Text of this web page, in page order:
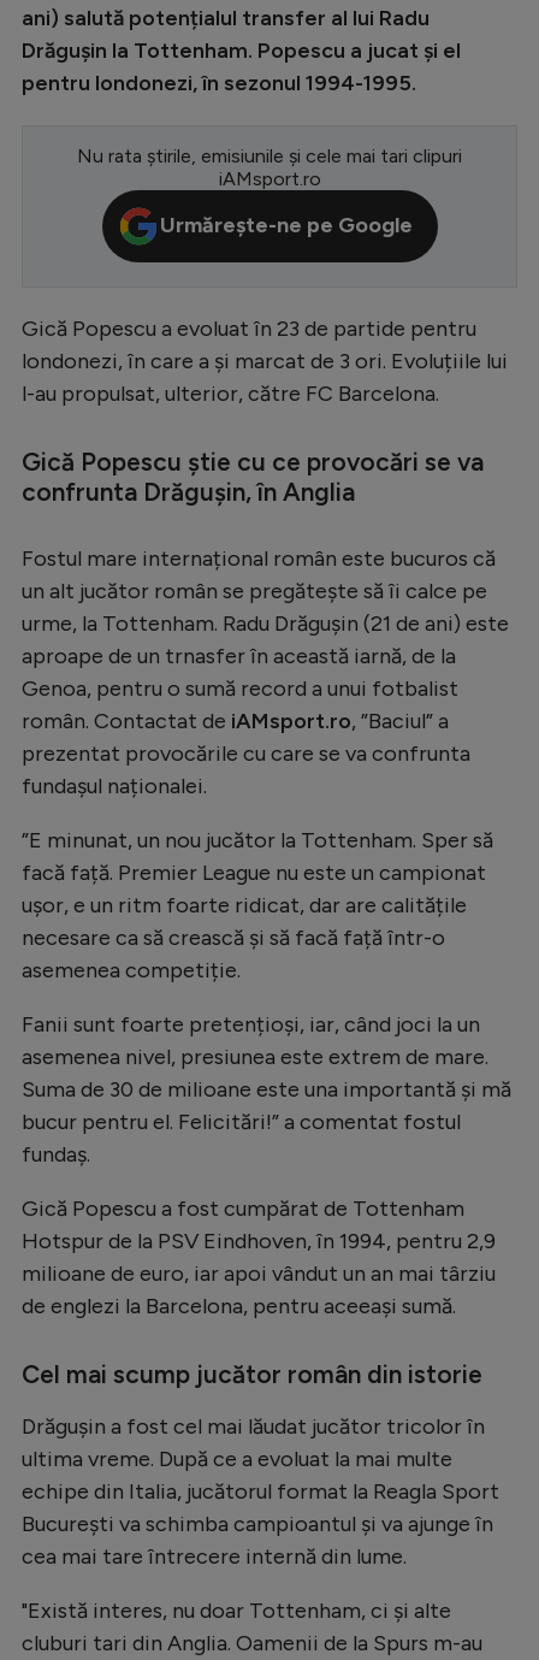
Champions League
Europa League
CM 2026
Premier League
Bundesliga
Ligue 1
Campionate
Starurile fotbalului
Stranieri
Clasamente
Tenis
Handbal
Natație
Gimnastică
Auto
Rugby
Ciclism
Alte sporturi
JO 2026
Intră în cont
ani) salută potențialul transfer al lui Radu
Drăgușin la Tottenham. Popescu a jucat și el
pentru londonezi, în sezonul 1994-1995.
Nu rata știrile, emisiunile și cele mai tari clipuri
iAMsport.ro
Urmărește-ne pe Google
Gică Popescu a evoluat în 23 de partide pentru
londonezi, în care a și marcat de 3 ori. Evoluțiile lui
l-au propulsat, ulterior, către FC Barcelona.
Gică Popescu știe cu ce provocări se va
confrunta Drăgușin, în Anglia
Fostul mare internațional român este bucuros că
un alt jucător român se pregătește să îi calce pe
urme, la Tottenham. Radu Drăgușin (21 de ani) este
aproape de un trnasfer în această iarnă, de la
Genoa, pentru o sumă record a unui fotbalist
român. Contactat de iAMsport.ro, ”Baciul” a
prezentat provocările cu care se va confrunta
fundașul naționalei.
”E minunat, un nou jucător la Tottenham. Sper să
facă față. Premier League nu este un campionat
ușor, e un ritm foarte ridicat, dar are calitățile
necesare ca să crească și să facă față într-o
asemenea competiție.
Fanii sunt foarte pretențioși, iar, când joci la un
asemenea nivel, presiunea este extrem de mare.
Suma de 30 de milioane este una importantă și mă
bucur pentru el. Felicitări!” a comentat fostul
fundaș.
Gică Popescu a fost cumpărat de Tottenham
Hotspur de la PSV Eindhoven, în 1994, pentru 2,9
milioane de euro, iar apoi vândut un an mai târziu
de englezi la Barcelona, pentru aceeași sumă.
Cel mai scump jucător român din istorie
Drăgușin a fost cel mai lăudat jucător tricolor în
ultima vreme. După ce a evoluat la mai multe
echipe din Italia, jucătorul format la Reagla Sport
București va schimba campioantul și va ajunge în
cea mai tare întrecere internă din lume.
"Există interes, nu doar Tottenham, ci și alte
cluburi tari din Anglia. Oamenii de la Spurs m-au